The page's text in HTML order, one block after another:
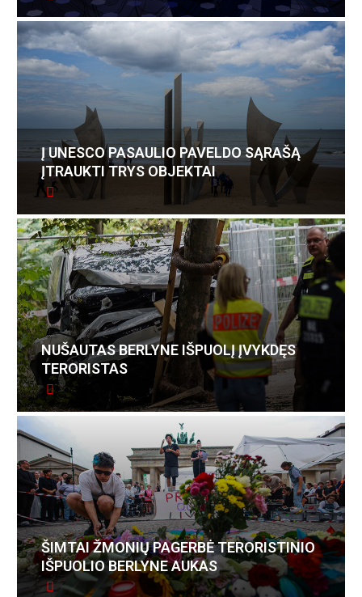
Į UNESCO PASAULIO PAVELDO SĄRAŠĄ
ĮTRAUKTI TRYS OBJEKTAI
NUŠAUTAS BERLYNE IŠPUOLĮ ĮVYKDĘS
TERORISTAS
ŠIMTAI ŽMONIŲ PAGERBĖ TERORISTINIO
IŠPUOLIO BERLYNE AUKAS